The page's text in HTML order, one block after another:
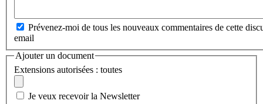
Prévenez-moi de tous les nouveaux commentaires de cette
email
Ajouter un document
Extensions autorisées : toutes
Je veux recevoir la Newsletter